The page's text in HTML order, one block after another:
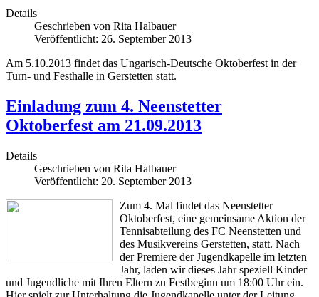
Details
Geschrieben von Rita Halbauer
Veröffentlicht: 26. September 2013
Am 5.10.2013 findet das Ungarisch-Deutsche Oktoberfest in der
Turn- und Festhalle in Gerstetten statt.
Einladung zum 4. Neenstetter
Oktoberfest am 21.09.2013
Details
Geschrieben von Rita Halbauer
Veröffentlicht: 20. September 2013
Zum 4. Mal findet das Neenstetter
Oktoberfest, eine gemeinsame Aktion der
Tennisabteilung des FC Neenstetten und
des Musikvereins Gerstetten, statt. Nach
der Premiere der Jugendkapelle im letzten
Jahr, laden wir dieses Jahr speziell Kinder
und Jugendliche mit Ihren Eltern zu Festbeginn um 18:00 Uhr ein.